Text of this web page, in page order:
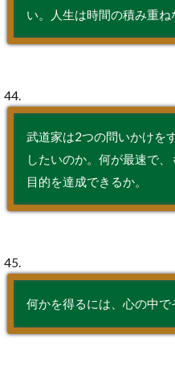
い。人生は時間の積み重ね
44.
武道家は2つの問いかけを
したいのか。何が最速で
目的を達成できるか。
45.
何かを得るには、心の中で